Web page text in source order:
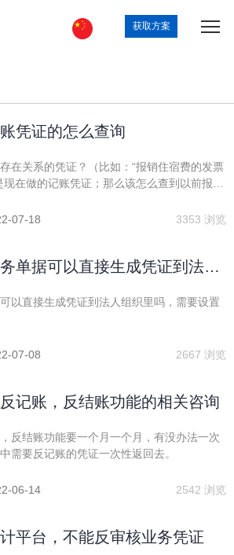
获取方案
凭证的怎么查询
在关系的凭证？（比如：“报销住宿费的发票
在做的记账凭证；那么该怎么查到以前报销
间还有报销业务？）
07-18 3353 浏览
单据可以直接生成凭证到法人
以直接生成凭证到法人组织里吗，需要设置
07-08 2667 浏览
记账，反结账功能的相关咨询
反结账功能要一个月一个月，有没办法一次
需要反记账的凭证一次性返回去。
06-14 2542 浏览
平台，不能反审核业务凭证